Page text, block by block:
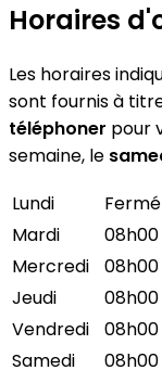
Horaires
Les horaires
sont fournis à
téléphoner pour
semaine, le
Lundi
Fermé
Mardi
08h00
Mercredi
08h00
Jeudi
08h00
Vendredi
08h00
Samedi
08h00